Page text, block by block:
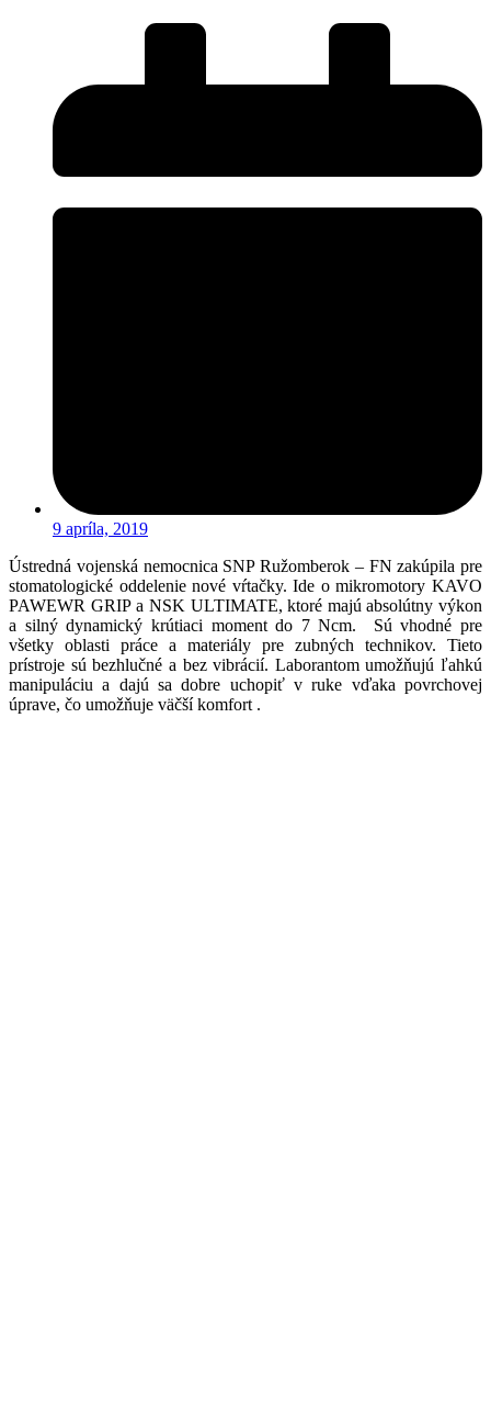
9 apríla, 2019
Ústredná vojenská nemocnica SNP Ružomberok – FN zakúpila pre
stomatologické oddelenie nové vŕtačky. Ide o mikromotory KAVO
PAWEWR GRIP a NSK ULTIMATE, ktoré majú absolútny výkon
a silný dynamický krútiaci moment do 7 Ncm. Sú vhodné pre
všetky oblasti práce a materiály pre zubných technikov. Tieto
prístroje sú bezhlučné a bez vibrácií. Laborantom umožňujú ľahkú
manipuláciu a dajú sa dobre uchopiť v ruke vďaka povrchovej
úprave, čo umožňuje väčší komfort .